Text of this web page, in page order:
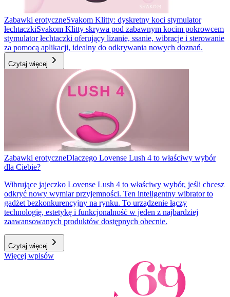
Zabawki erotyczneSvakom Klitty: dyskretny koci stymulator
łechtaczkiSvakom Klitty skrywa pod zabawnym kocim pokrowcem
stymulator łechtaczki oferujący lizanie, ssanie, wibracje i sterowanie
za pomocą aplikacji, idealny do odkrywania nowych doznań.
Czytaj więcej
Zabawki erotyczneDlaczego Lovense Lush 4 to właściwy wybór
dla Ciebie?
Wibrujące jajeczko Lovense Lush 4 to właściwy wybór, jeśli chcesz
odkryć nowy wymiar przyjemności. Ten inteligentny wibrator to
gadżet bezkonkurencyjny na rynku. To urządzenie łączy
technologię, estetykę i funkcjonalność w jeden z najbardziej
zaawansowanych produktów dostępnych obecnie.
Czytaj więcej
Więcej wpisów